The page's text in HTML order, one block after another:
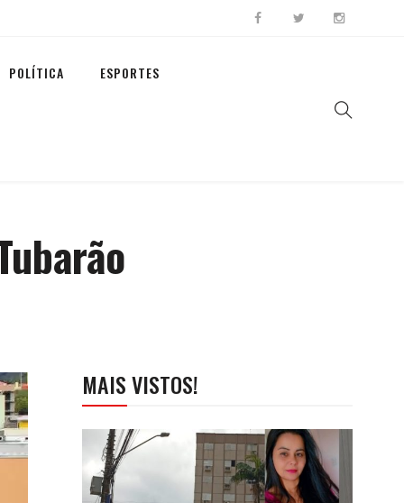
POLÍTICA ESPORTES
MAIS VISTOS!